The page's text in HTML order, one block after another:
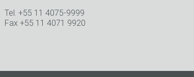
Tel. +55 11 4075-9999
Fax +55 11 4071 9920